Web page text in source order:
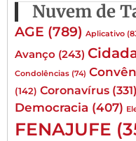
Nuvem de
AGE (789) Aplicativo
Avanço (243)
Condolências (74)
(142) Coronavírus (331)
Democracia (407)
FENAJUFE